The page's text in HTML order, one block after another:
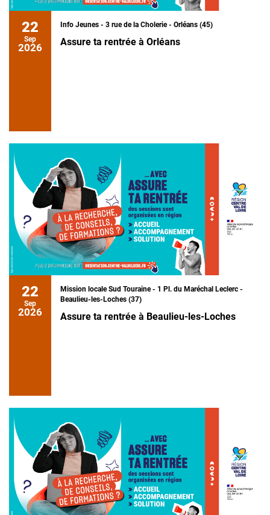
22
Sep
2026
Info Jeunes - 3 rue de la Cholerie - Orléans (45)
Assure ta rentrée à Orléans
22
Sep
2026
Mission locale Sud Touraine - 1 Pl. du Maréchal Leclerc -
Beaulieu-les-Loches (37)
Assure ta rentrée à Beaulieu-les-Loches